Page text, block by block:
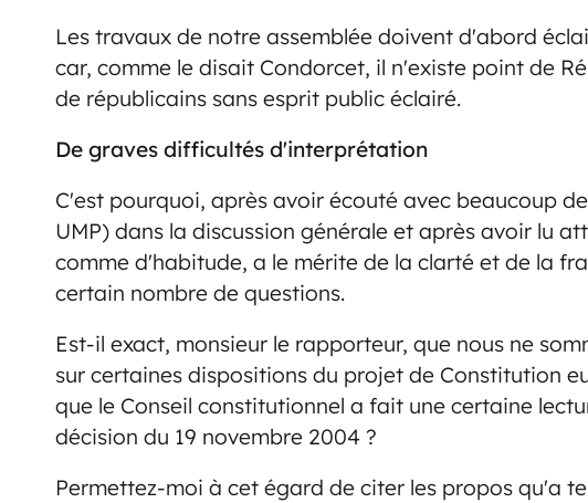
Les travaux de notre assemblée doivent d'abord
car, comme le disait Condorcet, il n'existe point de
de républicains sans esprit public éclairé.
De graves difficultés d'interprétation
C'est pourquoi, après avoir écouté avec beaucoup
UMP) dans la discussion générale et après avoir lu
comme d'habitude, a le mérite de la clarté et de la
certain nombre de questions.
Est-il exact, monsieur le rapporteur, que nous ne
sur certaines dispositions du projet de Constitution
que le Conseil constitutionnel a fait une certaine
décision du 19 novembre 2004 ?
Permettez-moi à cet égard de citer les propos qu'a